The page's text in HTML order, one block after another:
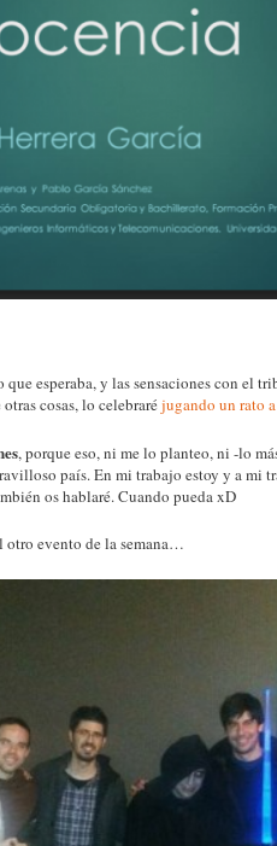
esperaba, y las sensaciones con el
cosas, lo celebraréjugando un rato
, porque eso, ni me lo planteo, ni -lo
país. En mi trabajo estoy y a mi
os hablaré. Cuando pueda xD
otro evento de la semana…